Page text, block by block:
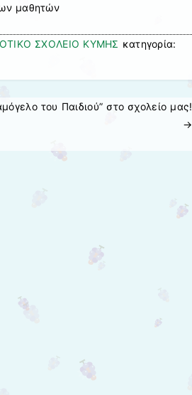
μαθητών
ΣΧΟΛΕΙΟ ΚΥΜΗΣ κατηγορία:
του Παιδιού” στο σχολείο μας!
→